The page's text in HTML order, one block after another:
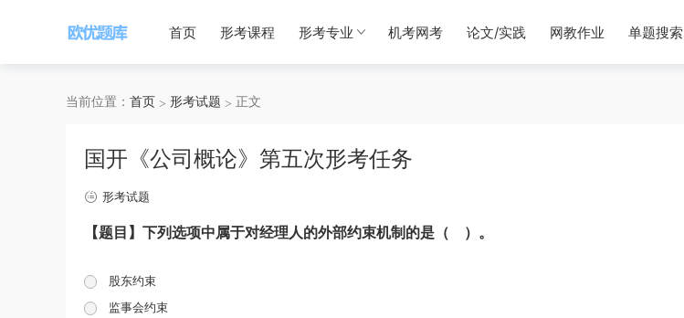
首页 形考课程 形考专业 机考网考 论文/实践 网教作业 单题搜索
当前位置： 首页 形考试题 正文
国开《公司概论》第五次形考任务
形考试题
【题目】下列选项中属于对经理人的外部约束机制的是（ ）。
股东约束
监事会约束